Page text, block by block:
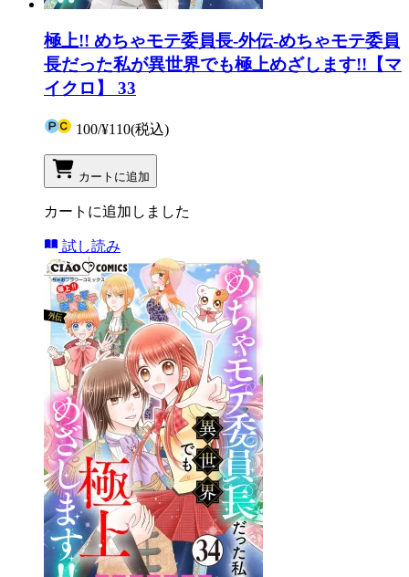
極上!! めちゃモテ委員長-外伝-めちゃモテ委員
長だった私が異世界でも極上めざします!!【マ
イクロ】 33
100/¥110(税込)
カートに追加
カートに追加しました
試し読み